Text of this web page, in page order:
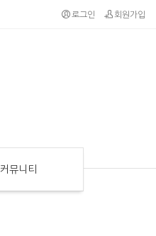
로그인 회원가입
커뮤니티